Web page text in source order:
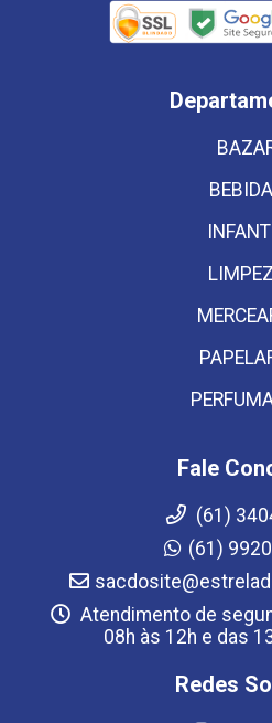
Fale
(61)
(61)
Atendimento de
08h às 12h e das
Redes